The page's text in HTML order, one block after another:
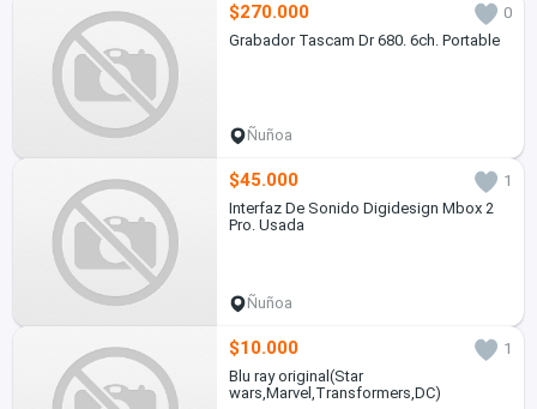
$270.000
0
Grabador Tascam Dr 680. 6ch. Portable
Ñuñoa
$45.000
1
Interfaz De Sonido Digidesign Mbox 2
Pro. Usada
Ñuñoa
$10.000
1
Blu ray original(Star
wars,Marvel,Transformers,DC)